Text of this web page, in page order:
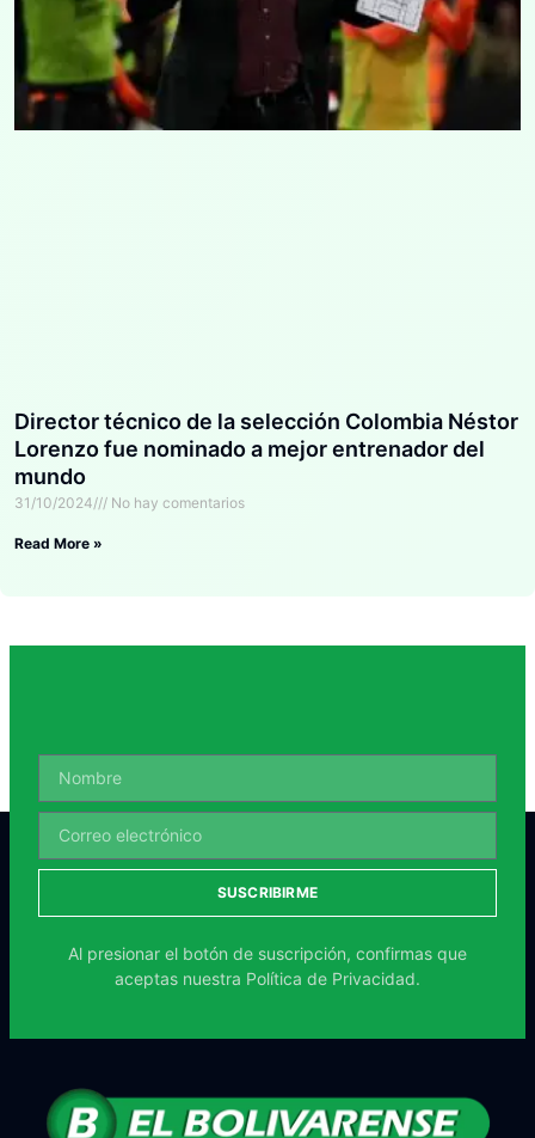
Director técnico de la selección Colombia Néstor
Lorenzo fue nominado a mejor entrenador del
mundo
31/10/2024 No hay comentarios
Read More »
SUSCRIBIRME
Al presionar el botón de suscripción, confirmas que
aceptas nuestra Política de Privacidad.